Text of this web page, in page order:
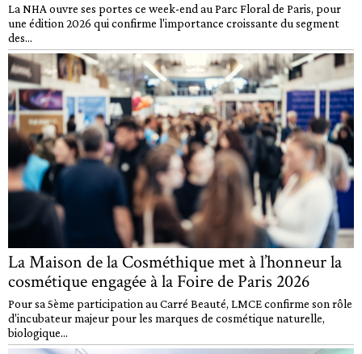
La NHA ouvre ses portes ce week-end au Parc Floral de Paris, pour
une édition 2026 qui confirme l'importance croissante du segment
des...
La Maison de la Cosméthique met à l’honneur la
cosmétique engagée à la Foire de Paris 2026
Pour sa 5ème participation au Carré Beauté, LMCE confirme son rôle
d'incubateur majeur pour les marques de cosmétique naturelle,
biologique...